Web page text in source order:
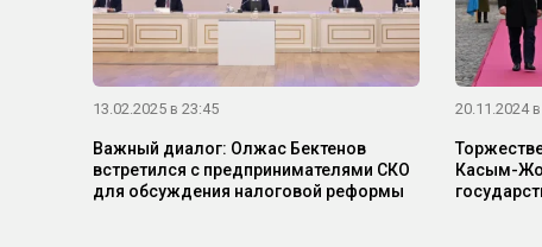
13.02.2025 в 23:45
Важный диалог: Олжас Бектенов
встретился с предпринимателями СКО
для обсуждения налоговой реформы
20.11.2024
Касым-